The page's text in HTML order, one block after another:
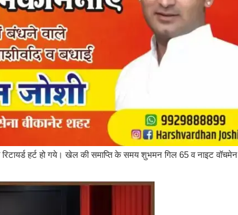
हर्ट हो गये। खेल की समाप्ति के समय शुभमन गिल 65 व नाइट वॉचमेन